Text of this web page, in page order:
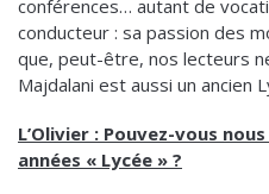
conférences… autant de
conducteur : sa passion des
que, peut-être, nos lecteurs
Majdalani est aussi un ancien
L’Olivier : Pouvez-vous
années « Lycée » ?